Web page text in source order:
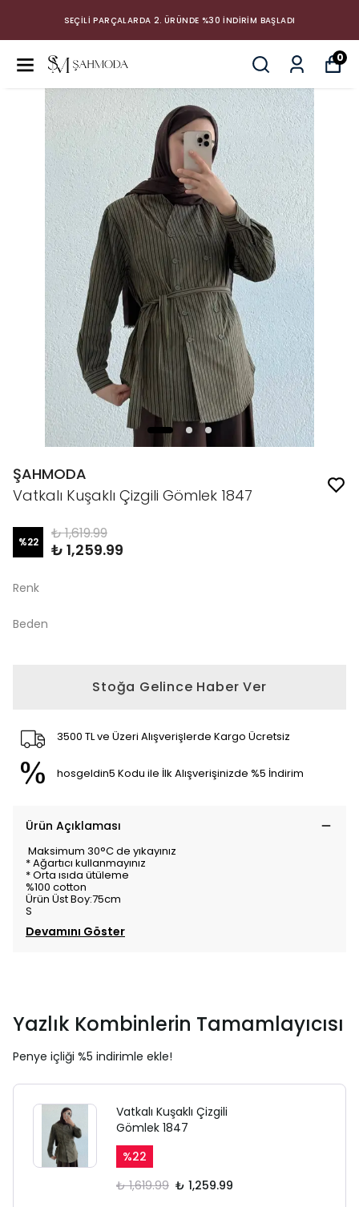
SEÇİLİ PARÇALARDA 2. ÜRÜNDE %30 İNDİRİM BAŞLADI
0
ŞAHMODA
Vatkalı Kuşaklı Çizgili Gömlek 1847
%22 ₺ 1,619.99
₺ 1,259.99
Renk
Beden
Stoğa Gelince Haber Ver
3500 TL ve Üzeri Alışverişlerde Kargo Ücretsiz
hosgeldin5 Kodu ile İlk Alışverişinizde %5 İndirim
Ürün Açıklaması
Maksimum 30°C de yıkayınız
* Ağartıcı kullanmayınız
* Orta ısıda ütüleme
%100 cotton
Ürün Üst Boy:75cm
S
Devamını Göster
Yazlık Kombinlerin Tamamlayıcısı
Penye içliği %5 indirimle ekle!
Vatkalı Kuşaklı Çizgili
Gömlek 1847
%22
₺ 1,619.99 ₺ 1,259.99